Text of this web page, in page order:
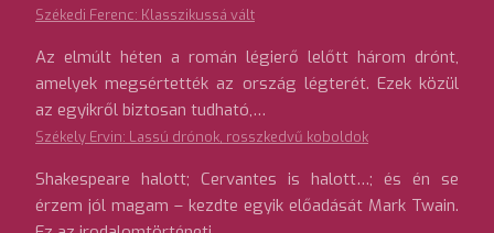
Székedi Ferenc: Klasszikussá vált
Az elmúlt héten a román légierő lelőtt három drónt,
amelyek megsértették az ország légterét. Ezek közül
az egyikről biztosan tudható,…
Székely Ervin: Lassú drónok, rosszkedvű koboldok
Shakespeare halott; Cervantes is halott…; és én se
érzem jól magam – kezdte egyik előadását Mark Twain.